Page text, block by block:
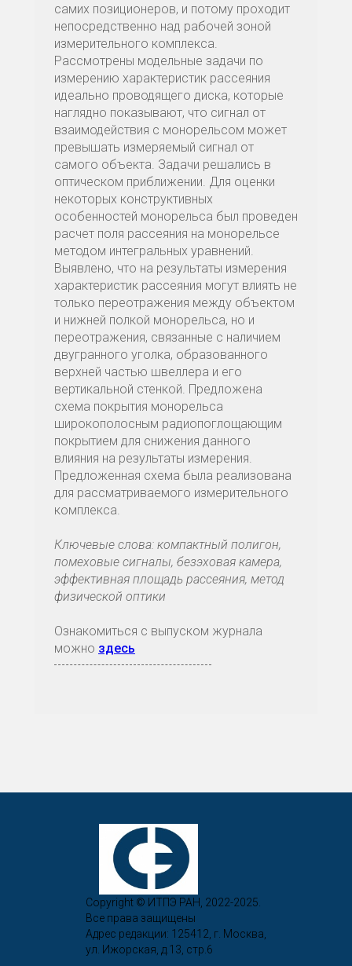
самих позиционеров, и потому проходит
непосредственно над рабочей зоной
измерительного комплекса.
Рассмотрены модельные задачи по
измерению характеристик рассеяния
идеально проводящего диска, которые
наглядно показывают, что сигнал от
взаимодействия с монорельсом может
превышать измеряемый сигнал от
самого объекта. Задачи решались в
оптическом приближении. Для оценки
некоторых конструктивных
особенностей монорельса был проведен
расчет поля рассеяния на монорельсе
методом интегральных уравнений.
Выявлено, что на результаты измерения
характеристик рассеяния могут влиять не
только переотражения между объектом
и нижней полкой монорельса, но и
переотражения, связанные с наличием
двугранного уголка, образованного
верхней частью швеллера и его
вертикальной стенкой. Предложена
схема покрытия монорельса
широкополосным радиопоглощающим
покрытием для снижения данного
влияния на результаты измерения.
Предложенная схема была реализована
для рассматриваемого измерительного
комплекса.
Ключевые слова: компактный полигон,
помеховые сигналы, безэховая камера,
эффективная площадь рассеяния, метод
физической оптики
Ознакомиться с выпуском журнала
можно здесь
Copyright © ИТПЭ РАН, 2022-2025.
Все права защищены
Адрес редакции: 125412, г. Москва,
ул. Ижорская, д.13, стр.6